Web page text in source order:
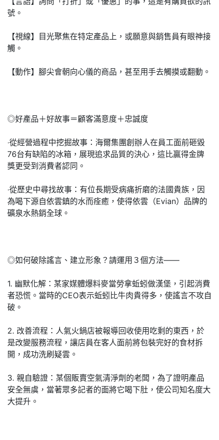
號。
【視線】目光聚焦在特定產品上，或願意與銷售員有眼神接
觸。
【動作】腳尖會朝向心儀的商品，甚至用手去觸摸或翻動。
◎好產品＋好故事＝顧客滿意度＋忠誠度
‧從經營過程中挖掘故事：海爾集團創辦人在員工面前砸毀
76台有缺陷的冰箱，展現追求品質的決心，這比贏得金牌
獎更受到消費者認同。
‧從歷史中尋找故事：有位長期受病痛折磨的法國貴族，因
為喝下源自依雲鎮的水而痊癒，使得依雲（Evian）品牌的
礦泉水熱銷全球。
◎如何破除謠言、建立形象？請運用３個方法——
1. 幽默化解：某家媒體爆料麥當勞拿蚯蚓做漢堡，引起消費
者恐慌。當時的CEO表示蚯蚓比牛肉貴得多，使謠言不攻自
破。
2. 改善流程：人氣火鍋店被報導回收使用吃剩的東西，於
是改變服務流程，讓店員在客人面前將包裝完好的食材拆
開，成功洗刷疑雲。
3. 親自驗證：某個販賣空氣清淨劑的老闆，為了證明產品
安全無虞，當著眾多記者的面將它喝下肚，使公司知名度大
大提升。